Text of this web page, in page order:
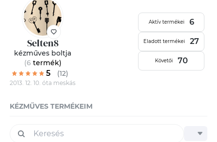
Selten8
kézműves boltja
(6 termék)
5 (12)
2013. 12. 10. óta meskás
Aktív termékei 6
Eladott termékei 27
Követői 70
KÉZMŰVES TERMÉKEIM